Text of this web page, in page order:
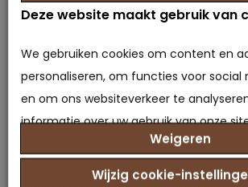
Dekbed Katoen
Zomerdekbed
0 beoordeling(en)/ Geef
Merk:Bedden Plein 40-45 B.V.
Model: BTX-6013833514570
Beschikbaarheid: Op voorraad
Deze website maakt gebruik van
We gebruiken cookies om content en
personaliseren, om functies voor social
en om ons websiteverkeer te
informatie over uw gebruik van onze
partners voor social media, adverteren
partners kunnen deze gegevens
Weigeren
Wijzig cookie-